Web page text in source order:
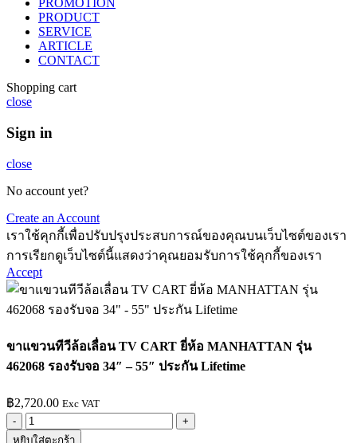
PROMOTION
PRODUCT
SERVICE
ARTICLE
CONTACT
Shopping cart
close
Sign in
close
No account yet?
Create an Account
เราใช้คุกกี้เพื่อปรับปรุงประสบการณ์ของคุณบนเว็บไซต์ของเรา
การเรียกดูเว็บไซต์นี้แสดงว่าคุณยอมรับการใช้คุกกี้ของเรา
Accept
ขาแขวนทีวีล้อเลื่อน TV CART ยี่ห้อ MANHATTAN รุ่น
462068 รองรับจอ 34″ – 55″ ประกัน Lifetime
฿2,720.00 Exc VAT
หยิบใส่ตะกร้า